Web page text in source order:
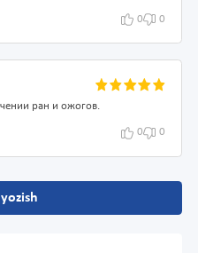
0 0
ран и ожогов.
0 0